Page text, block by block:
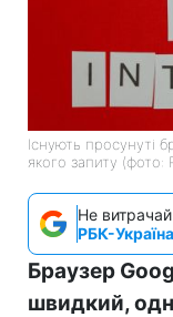
Існують просунуті
якого запиту (фото:
Не
РБК-
Браузер
швидкий,